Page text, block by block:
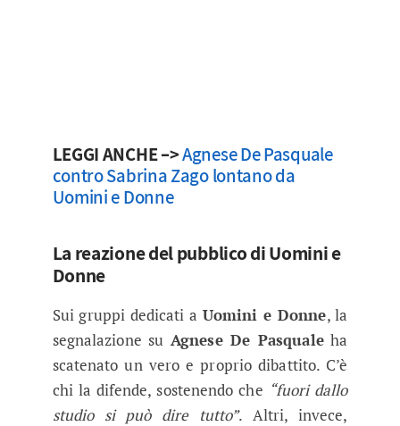
LEGGI ANCHE –>Agnese De Pasquale
contro Sabrina Zago lontano da
Uomini e Donne
La reazione del pubblico di Uomini e
Donne
Sui gruppi dedicati a Uomini e Donne, la
segnalazione suAgnese De Pasqualeha
scatenato un vero e proprio dibattito. C’è
chi la difende, sostenendo che “fuori dallo
studio si può dire tutto”. Altri, invece,